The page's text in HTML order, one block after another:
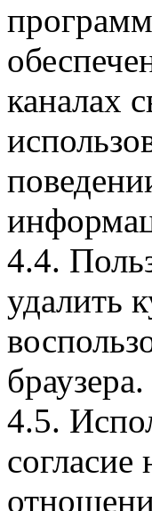
каналах
4.4.
удалить
браузера.
4.5.